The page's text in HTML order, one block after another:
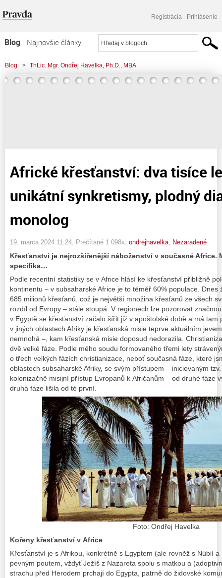
Registrácia Prihlásenie
Blog
Najnovšie články
Najčítanejšie články
Najkomentovanejšie články
Blog > ThLic. Mgr. Ondřej Havelka, Ph.D., MBA
> Africké křesťanství: dva tisíce let tradice, unikátní synkretismy, plodný dialog i
Africké křesťanství: dva tisíce
unikátní synkretismy, plodný
monolog
19. marca 2024 11:24 , Prečítané 1 098x, ondrejhavelka Nezaradené
Křesťanství je nejrozšířenější náboženství v současné Africe.
specifika…
Podle recentní statistiky se v Africe hlásí ke křesťanství přibližně
kontinentu – v subsaharské Africe je to téměř 60% populace. Dnes
685 milionů křesťanů, což je největší množina křesťanů ze všech
rozdíl od Evropy – stále stoupá. V regionech lze pozorovat
v Egyptě se křesťanství začalo šířit již v apoštolské době a má tam
v jiných oblastech Afriky je křesťanská misie teprve aktuálním
nemnohá –, kam křesťanská misie doposud nedorazila.
dvě velké fáze. Podle mého soudu formovaného třemi lety
o třech velkých fázích christianizace, neboť současná fáze, které
oblastech subsaharské Afriky, se svým přístupem – iniciovaným
kolonizačně misijní přístup Evropanů k Afričanům – od druhé fáze
druhá fáze lišila od té první.
Foto: Ondřej Havelka
Kořeny křesťanství v Africe
Křesťanství je s Afrikou, konkrétně s Egyptem (ale rovněž s Núbií
pevným poutem, vždyť Ježíš z Nazareta spolu s matkou a
strachu před Herodem prchají do Egypta, patrně do židovské